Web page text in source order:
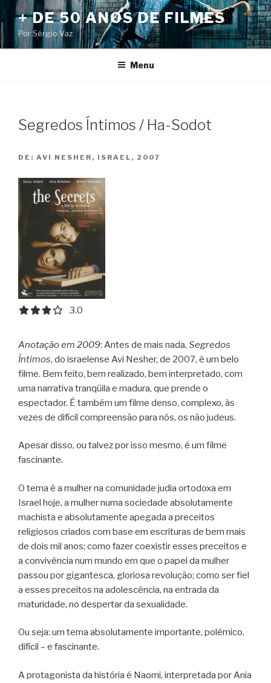
Pular
para
o
conteúdo
+ DE 50 ANOS DE FILMES
Por Sérgio Vaz
Menu
Segredos Íntimos / Ha-Sodot
DE: AVI NESHER, ISRAEL, 2007
3.0 out of 5.0 stars
3.0
Anotação em 2009: Antes de mais nada, Segredos
Íntimos, do israelense Avi Nesher, de 2007, é um belo
filme. Bem feito, bem realizado, bem interpretado, com
uma narrativa tranqüila e madura, que prende o
espectador. É também um filme denso, complexo, às
vezes de difícil compreensão para nós, os não judeus.
Apesar disso, ou talvez por isso mesmo, é um filme
fascinante.
O tema é a mulher na comunidade judia ortodoxa em
Israel hoje, a mulher numa sociedade absolutamente
machista e absolutamente apegada a preceitos
religiosos criados com base em escrituras de bem mais
de dois mil anos; como fazer coexistir esses preceitos e
a convivência num mundo em que o papel da mulher
passou por gigantesca, gloriosa revolução; como ser fiel
a esses preceitos na adolescência, na entrada da
maturidade, no despertar da sexualidade.
Ou seja: um tema absolutamente importante, polêmico,
difícil – e fascinante.
A protagonista da história é Naomi, interpretada por Ania